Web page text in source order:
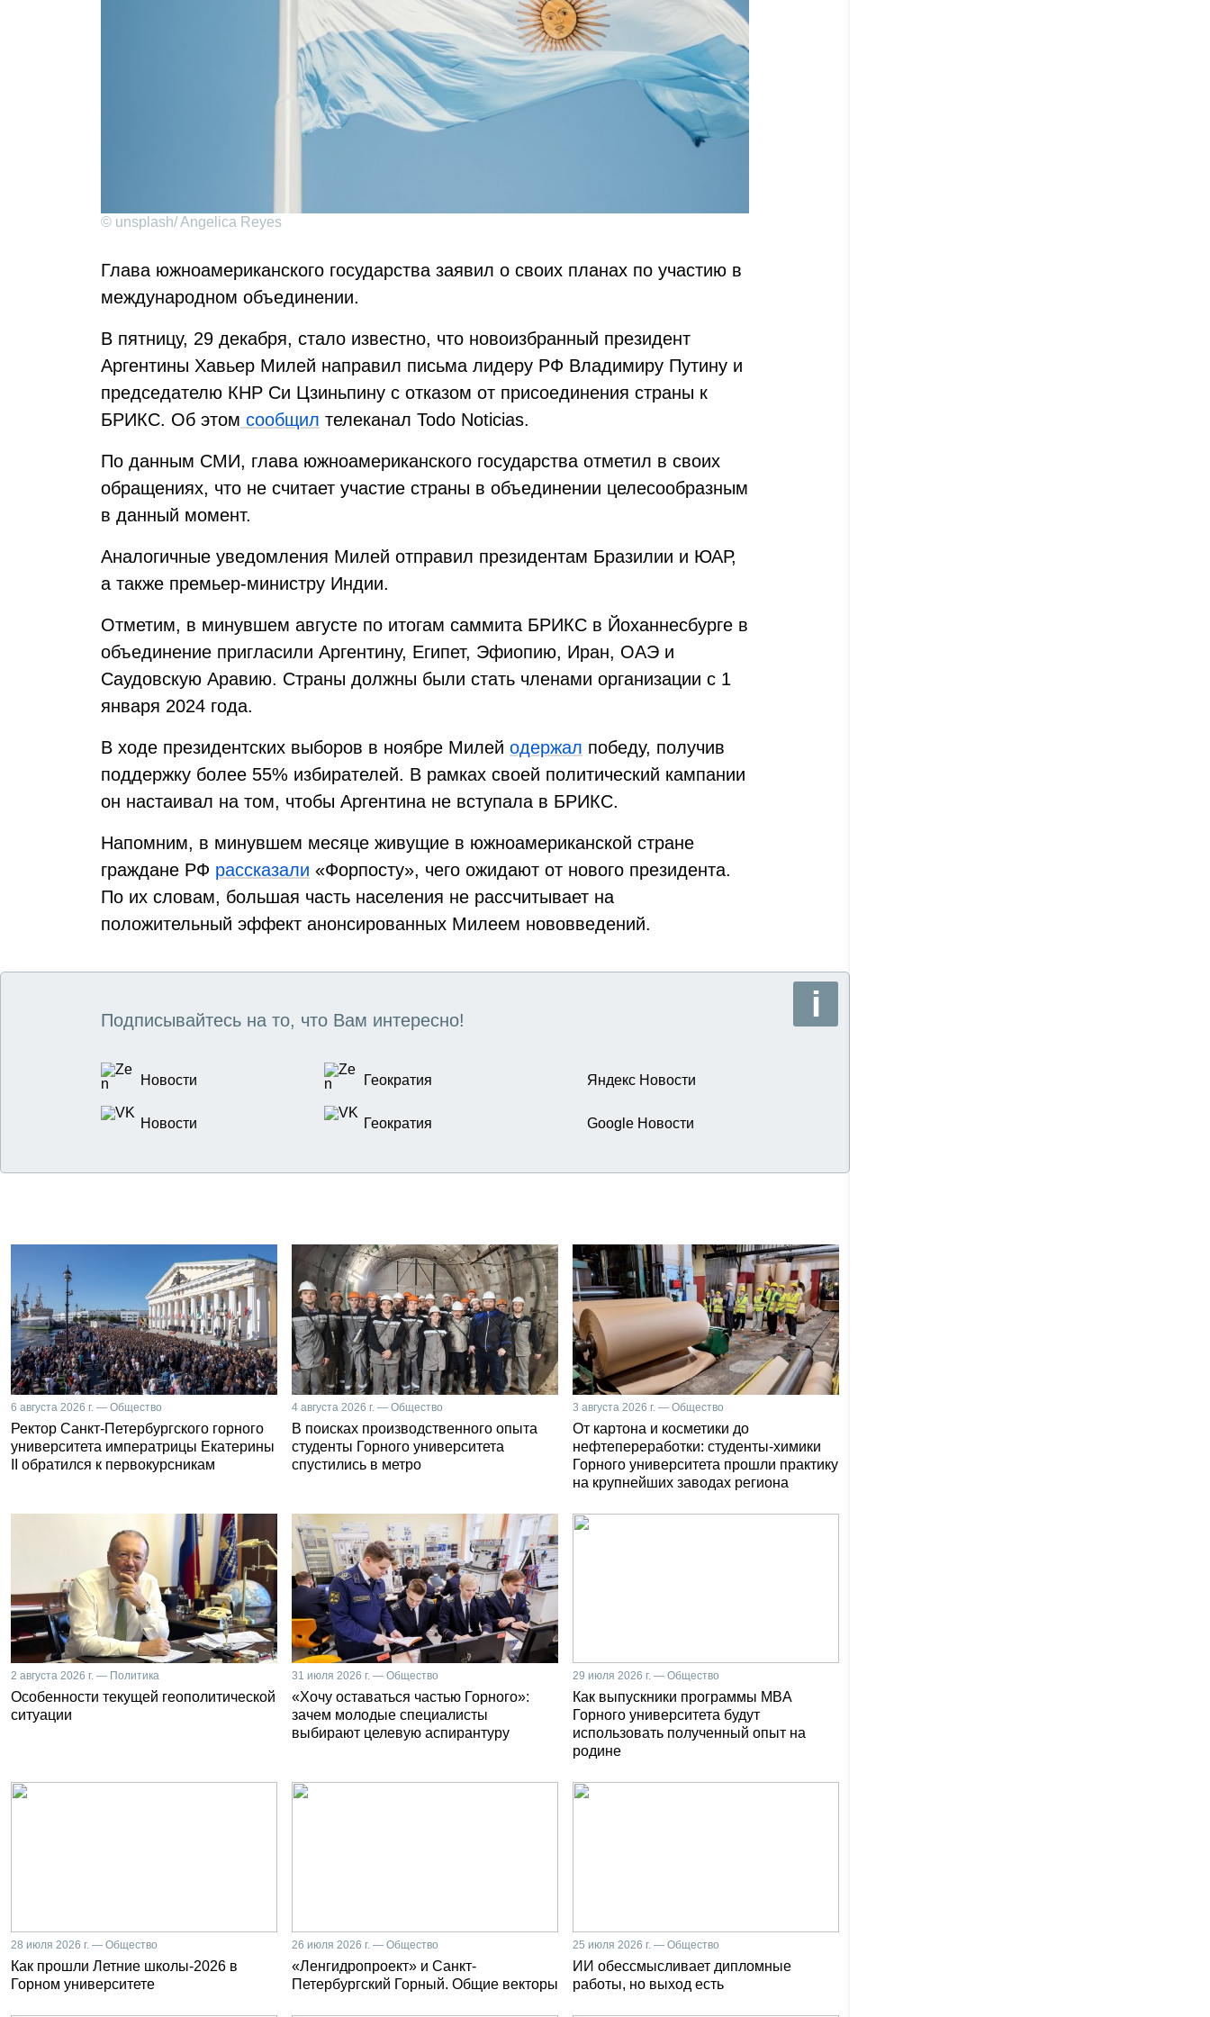
© unsplash/ Angelica Reyes
Глава южноамериканского государства заявил о своих планах по участию в
международном объединении.
В пятницу, 29 декабря, стало известно, что новоизбранный президент
Аргентины Хавьер Милей направил письма лидеру РФ Владимиру Путину и
председателю КНР Си Цзиньпину с отказом от присоединения страны к
БРИКС. Об этом сообщил телеканал Todo Noticias.
По данным СМИ, глава южноамериканского государства отметил в своих
обращениях, что не считает участие страны в объединении целесообразным
в данный момент.
Аналогичные уведомления Милей отправил президентам Бразилии и ЮАР,
а также премьер-министру Индии.
Отметим, в минувшем августе по итогам саммита БРИКС в Йоханнесбурге в
объединение пригласили Аргентину, Египет, Эфиопию, Иран, ОАЭ и
Саудовскую Аравию. Страны должны были стать членами организации с 1
января 2024 года.
В ходе президентских выборов в ноябре Милей одержал победу, получив
поддержку более 55% избирателей. В рамках своей политический кампании
он настаивал на том, чтобы Аргентина не вступала в БРИКС.
Напомним, в минувшем месяце живущие в южноамериканской стране
граждане РФ рассказали «Форпосту», чего ожидают от нового президента.
По их словам, большая часть населения не рассчитывает на
положительный эффект анонсированных Милеем нововведений.
Подписывайтесь на то, что Вам интересно!
Новости Геократия Яндекс Новости
Новости Геократия Google Новости
6 августа 2026 г. — Общество
Ректор Санкт-Петербургского горного
университета императрицы Екатерины
II обратился к первокурсникам
4 августа 2026 г. — Общество
В поисках производственного опыта
студенты Горного университета
спустились в метро
3 августа 2026 г. — Общество
От картона и косметики до
нефтепереработки: студенты-химики
Горного университета прошли практику
на крупнейших заводах региона
2 августа 2026 г. — Политика
Особенности текущей геополитической
ситуации
31 июля 2026 г. — Общество
«Хочу оставаться частью Горного»:
зачем молодые специалисты
выбирают целевую аспирантуру
29 июля 2026 г. — Общество
Как выпускники программы MBA
Горного университета будут
использовать полученный опыт на
родине
28 июля 2026 г. — Общество
Как прошли Летние школы-2026 в
Горном университете
26 июля 2026 г. — Общество
«Ленгидропроект» и Санкт-
Петербургский Горный. Общие векторы
25 июля 2026 г. — Общество
ИИ обессмысливает дипломные
работы, но выход есть